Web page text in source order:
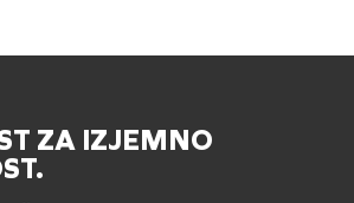
ZA IZJEMNO